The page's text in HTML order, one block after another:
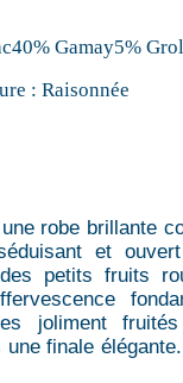
Gamay5%
: Raisonnée
robe brillante
et
petits fruits
joliment
finale